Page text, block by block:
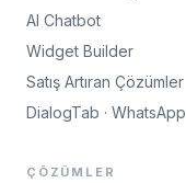
AI Chatbot
Widget Builder
Satış Artıran Çözümler
DialogTab · WhatsApp
ÇÖZÜMLER